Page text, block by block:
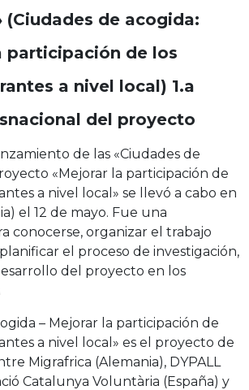
(Ciudades de acogida:
participación de los
a nivel local) 1.a
del proyecto
de las «Ciudades de
«Mejorar la participación de
a nivel local» se llevó a cabo en
el 12 de mayo. Fue una
conocerse, organizar el trabajo
el proceso de investigación,
del proyecto en los
– Mejorar la participación de
a nivel local» es el proyecto de
Migrafrica (Alemania), DYPALL
Catalunya Voluntària (España) y